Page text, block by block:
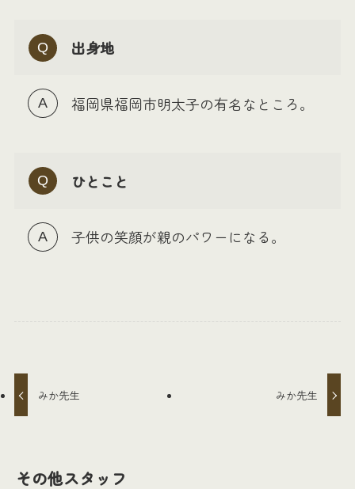
出身地
福岡県福岡市明太子の有名なところ。
ひとこと
子供の笑顔が親のパワーになる。
みか先生 みか先生